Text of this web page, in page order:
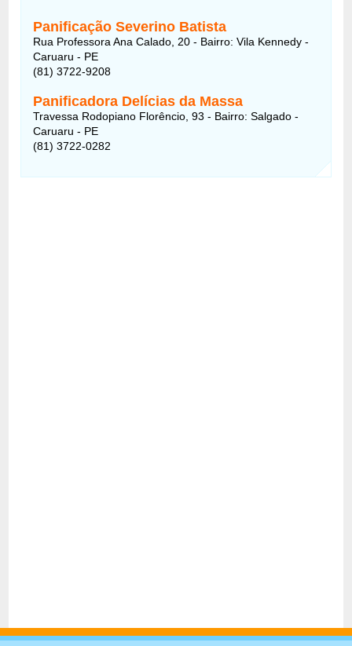
Panificação Severino Batista
Rua Professora Ana Calado, 20 - Bairro: Vila Kennedy -
Caruaru - PE
(81) 3722-9208
Panificadora Delícias da Massa
Travessa Rodopiano Florêncio, 93 - Bairro: Salgado -
Caruaru - PE
(81) 3722-0282